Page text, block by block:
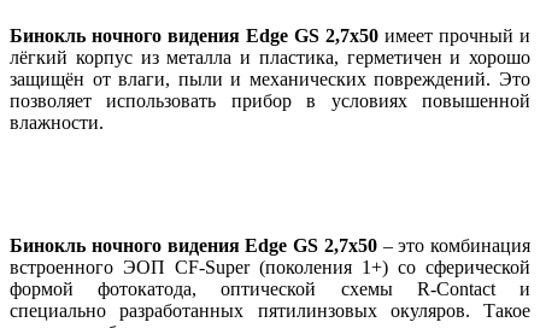
Бинокль ночного видения Edge GS 2,7x50 имеет прочный и
лёгкий корпус из металла и пластика, герметичен и хорошо
защищён от влаги, пыли и механических повреждений. Это
позволяет использовать прибор в условиях повышенной
влажности.
Бинокль ночного видения Edge GS 2,7x50– это комбинация
встроенного ЭОП CF-Super (поколения 1+) со сферической
формой фотокатода, оптической схемы R-Contact и
специально разработанных пятилинзовых окуляров. Такое